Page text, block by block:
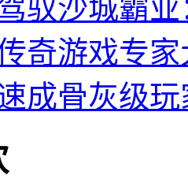
驭沙城霸
奇游戏专
成骨灰级玩